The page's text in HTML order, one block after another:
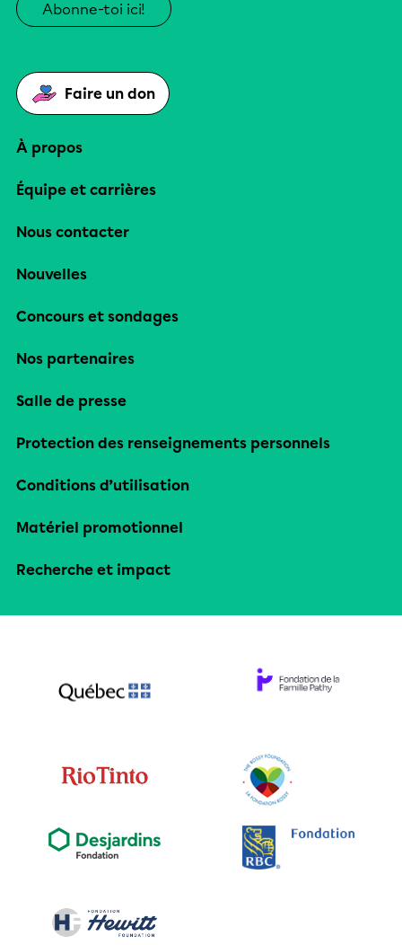
Abonne-toi ici!
Faire un don
À propos
Équipe et carrières
Nous contacter
Nouvelles
Concours et sondages
Nos partenaires
Salle de presse
Protection des renseignements personnels
Conditions d’utilisation
Matériel promotionnel
Recherche et impact